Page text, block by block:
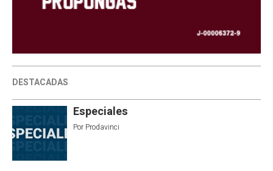
DESTACADAS
Especiales
Por Prodavinci